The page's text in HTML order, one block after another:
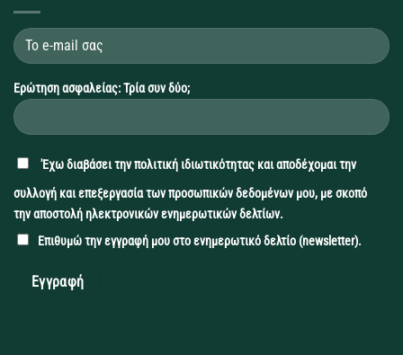
Ερώτηση ασφαλείας: Τρία συν δύο;
'Εχω διαβάσει τηνπολιτική ιδιωτικότητας και αποδέχομαι την
συλλογή και επεξεργασία των προσωπικών δεδομένων μου, με σκοπό
την αποστολή ηλεκτρονικών ενημερωτικών δελτίων.
Επιθυμώ την εγγραφή μου στο ενημερωτικό δελτίο (newsletter).